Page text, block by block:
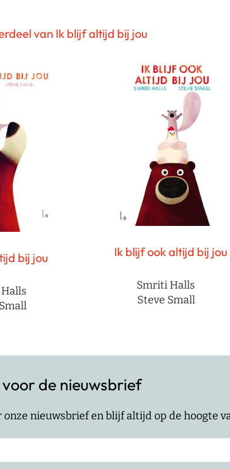
van Ik blijf altijd bij jou
bij jou Ik blijf ook altijd bij jou
Smriti Halls
Steve Small
de nieuwsbrief
onze nieuwsbrief en blijf altijd op de hoogte